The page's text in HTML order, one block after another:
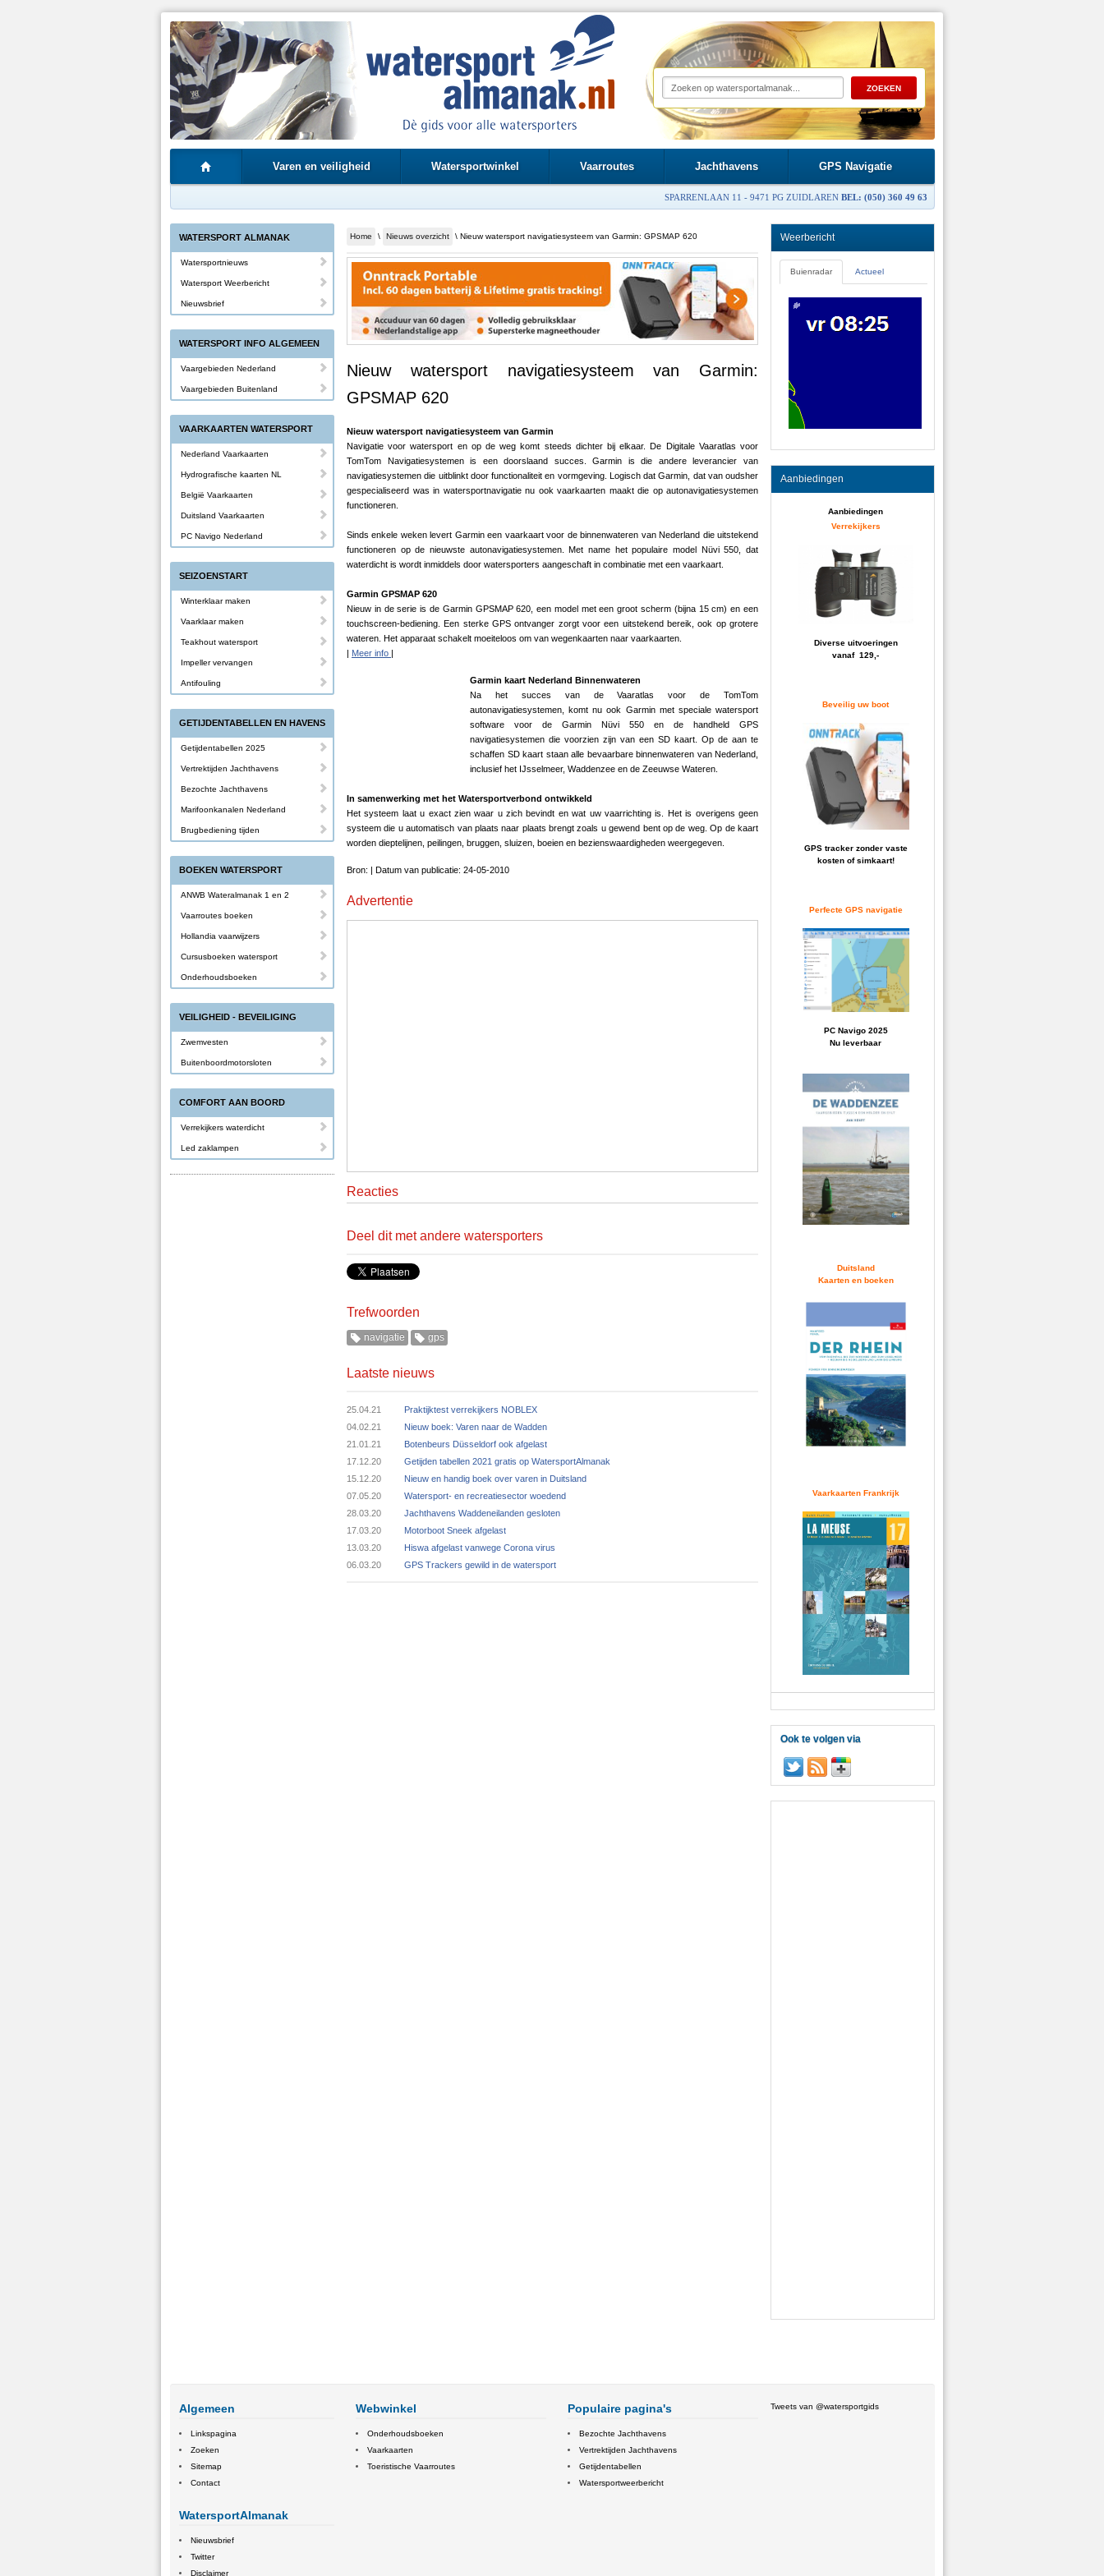
Varen en veiligheid Watersportwinkel Vaarroutes Jachthavens GPS Navigatie
SPARRENLAAN 11 - 9471 PG ZUIDLAREN BEL: (050) 360 49 63
Home \ Nieuws overzicht \ Nieuw watersport navigatiesysteem van Garmin: GPSMAP 620
Nieuw watersport navigatiesysteem van Garmin:
GPSMAP 620
Nieuw watersport navigatiesysteem van Garmin
Navigatie voor watersport en op de weg komt steeds dichter bij elkaar. De Digitale Vaaratlas voor
TomTom Navigatiesystemen is een doorslaand succes. Garmin is die andere leverancier van
navigatiesystemen die uitblinkt door functionaliteit en vormgeving. Logisch dat Garmin, dat van oudsher
gespecialiseerd was in watersportnavigatie nu ook vaarkaarten maakt die op autonavigatiesystemen
functioneren.
Sinds enkele weken levert Garmin een vaarkaart voor de binnenwateren van Nederland die uitstekend
functioneren op de nieuwste autonavigatiesystemen. Met name het populaire model Nüvi 550, dat
waterdicht is wordt inmiddels door watersporters aangeschaft in combinatie met een vaarkaart.
Garmin GPSMAP 620
Nieuw in de serie is de Garmin GPSMAP 620, een model met een groot scherm (bijna 15 cm) en een
touchscreen-bediening. Een sterke GPS ontvanger zorgt voor een uitstekend bereik, ook op grotere
wateren. Het apparaat schakelt moeiteloos om van wegenkaarten naar vaarkaarten.
| Meer info |
Garmin kaart Nederland Binnenwateren
Na het succes van de Vaaratlas voor de TomTom
autonavigatiesystemen, komt nu ook Garmin met speciale watersport
software voor de Garmin Nüvi 550 en de handheld GPS
navigatiesystemen die voorzien zijn van een SD kaart. Op de aan te
schaffen SD kaart staan alle bevaarbare binnenwateren van Nederland,
inclusief het IJsselmeer, Waddenzee en de Zeeuwse Wateren.
In samenwerking met het Watersportverbond ontwikkeld
Het systeem laat u exact zien waar u zich bevindt en wat uw vaarrichting is. Het is overigens geen
systeem die u automatisch van plaats naar plaats brengt zoals u gewend bent op de weg. Op de kaart
worden dieptelijnen, peilingen, bruggen, sluizen, boeien en bezienswaardigheden weergegeven.
Bron: | Datum van publicatie: 24-05-2010
Advertentie
Reacties
Deel dit met andere watersporters
Trefwoorden
navigatie gps
Laatste nieuws
25.04.21
Praktijktest verrekijkers NOBLEX
04.02.21
Nieuw boek: Varen naar de Wadden
21.01.21
Botenbeurs Düsseldorf ook afgelast
17.12.20
Getijden tabellen 2021 gratis op WatersportAlmanak
15.12.20
Nieuw en handig boek over varen in Duitsland
07.05.20
Watersport- en recreatiesector woedend
28.03.20
Jachthavens Waddeneilanden gesloten
17.03.20
Motorboot Sneek afgelast
13.03.20
Hiswa afgelast vanwege Corona virus
06.03.20
GPS Trackers gewild in de watersport
Weerbericht
Buienradar Actueel
Aanbiedingen
Aanbiedingen
Verrekijkers
Diverse uitvoeringen
vanaf 129,-
Beveilig uw boot
GPS tracker zonder vaste
kosten of simkaart!
Perfecte GPS navigatie
PC Navigo 2025
Nu leverbaar
Duitsland
Kaarten en boeken
Vaarkaarten Frankrijk
Ook te volgen via
WATERSPORT ALMANAK
Watersportnieuws
Watersport Weerbericht
Nieuwsbrief
WATERSPORT INFO ALGEMEEN
Vaargebieden Nederland
Vaargebieden Buitenland
VAARKAARTEN WATERSPORT
Nederland Vaarkaarten
Hydrografische kaarten NL
België Vaarkaarten
Duitsland Vaarkaarten
PC Navigo Nederland
SEIZOENSTART
Winterklaar maken
Vaarklaar maken
Teakhout watersport
Impeller vervangen
Antifouling
GETIJDENTABELLEN EN HAVENS
Getijdentabellen 2025
Vertrektijden Jachthavens
Bezochte Jachthavens
Marifoonkanalen Nederland
Brugbediening tijden
BOEKEN WATERSPORT
ANWB Wateralmanak 1 en 2
Vaarroutes boeken
Hollandia vaarwijzers
Cursusboeken watersport
Onderhoudsboeken
VEILIGHEID - BEVEILIGING
Zwemvesten
Buitenboordmotorsloten
COMFORT AAN BOORD
Verrekijkers waterdicht
Led zaklampen
Algemeen
Linkspagina
Zoeken
Sitemap
Contact
WatersportAlmanak
Nieuwsbrief
Twitter
Disclaimer
Webwinkel
Onderhoudsboeken
Vaarkaarten
Toeristische Vaarroutes
Populaire pagina's
Bezochte Jachthavens
Vertrektijden Jachthavens
Getijdentabellen
Watersportweerbericht
Tweets van @watersportgids